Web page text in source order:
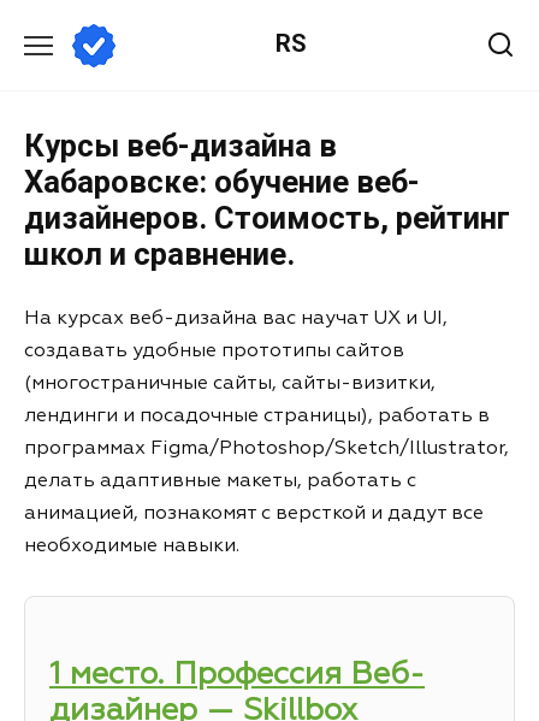
RS
Курсы веб-дизайна в
Хабаровске: обучение веб-
дизайнеров. Стоимость, рейтинг
школ и сравнение.
На курсах веб-дизайна вас научат UX и UI,
создавать удобные прототипы сайтов
(многостраничные сайты, сайты-визитки,
лендинги и посадочные страницы), работать в
программах Figma/Photoshop/Sketch/Illustrator,
делать адаптивные макеты, работать с
анимацией, познакомят с версткой и дадут все
необходимые навыки.
1 место. Профессия Веб-
дизайнер — Skillbox